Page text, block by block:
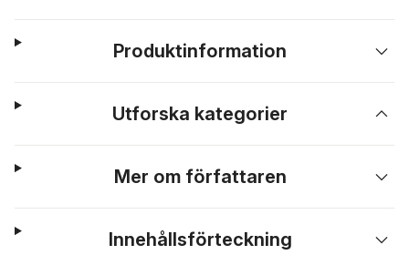
Produktinformation
Utforska kategorier
Mer om författaren
Innehållsförteckning